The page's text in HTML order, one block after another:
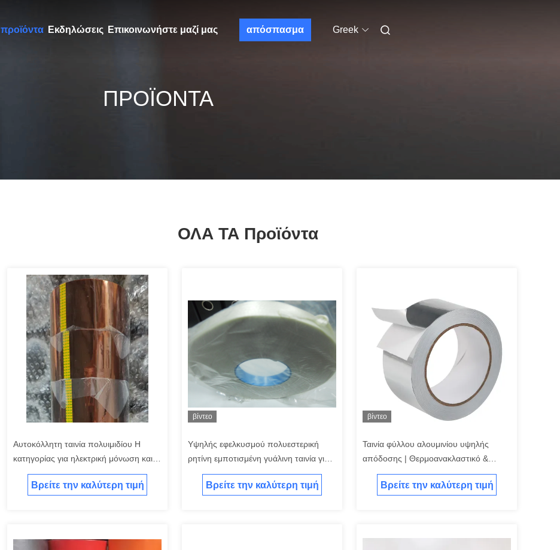
προϊόντα Εκδηλώσεις Επικοινωνήστε μαζί μας απόσπασμα Greek
ΠΡΟΪΌΝΤΑ
ΟΛΑ ΤΑ Προϊόντα
Αυτοκόλλητη ταινία πολυιμιδίου H
κατηγορίας για ηλεκτρική μόνωση και
προστασία υψηλής θερμοκρασίας
Βρείτε την καλύτερη τιμή
βίντεο
Υψηλής εφελκυσμού πολυεστερική
ρητίνη εμποτισμένη γυάλινη ταινία για
περιέλιξη ρότορα κινητήρα & πηνίου
μετασχηματιστή
Βρείτε την καλύτερη τιμή
βίντεο
Ταινία φύλλου αλουμινίου υψηλής
απόδοσης | Θερμοανακλαστικό &
Ανθεκτικό στην υγρασία για Σφράγιση
Αγωγών HVAC
Βρείτε την καλύτερη τιμή